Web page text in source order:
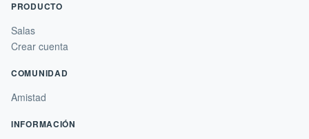
PRODUCTO
Salas
Crear cuenta
COMUNIDAD
Amistad
INFORMACIÓN